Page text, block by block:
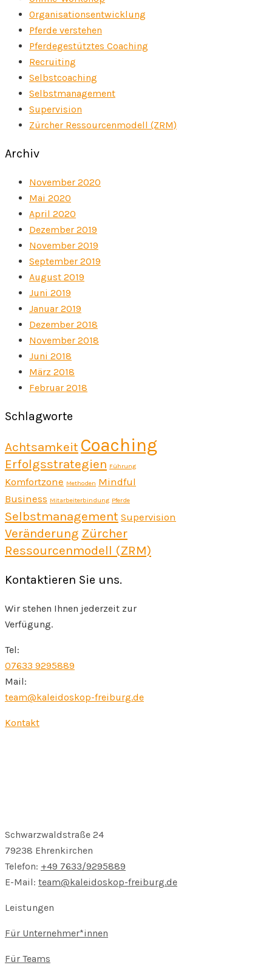
Organisationsentwicklung
Pferde verstehen
Pferdegestütztes Coaching
Recruiting
Selbstcoaching
Selbstmanagement
Supervision
Zürcher Ressourcenmodell (ZRM)
Archiv
November 2020
Mai 2020
April 2020
Dezember 2019
November 2019
September 2019
August 2019
Juni 2019
Januar 2019
Dezember 2018
November 2018
Juni 2018
März 2018
Februar 2018
Schlagworte
Achtsamkeit Coaching
Erfolgsstrategien Führung
Komfortzone Methoden Mindful
Business Mitarbeiterbindung Pferde
Selbstmanagement Supervision
Veränderung Zürcher
Ressourcenmodell (ZRM)
Kontaktieren Sie uns.
Wir stehen Ihnen jederzeit zur
Verfügung.
Tel:
07633 9295889
Mail:
team@kaleidoskop-freiburg.de
Kontakt
Schwarzwaldstraße 24
79238 Ehrenkirchen
Telefon: +49 7633/9295889
E-Mail: team@kaleidoskop-freiburg.de
Leistungen
Für Unternehmer*innen
Für Teams